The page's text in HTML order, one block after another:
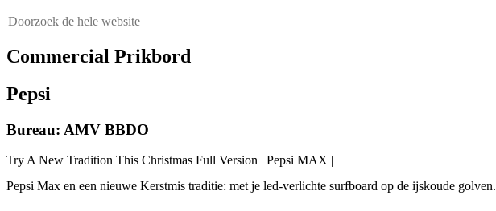
Commercial Prikbord
Pepsi
Bureau: AMV BBDO
Try A New Tradition This Christmas Full Version | Pepsi MAX |
Pepsi Max en een nieuwe Kerstmis traditie: met je led-verlichte surfboard op de ijskoude golven.